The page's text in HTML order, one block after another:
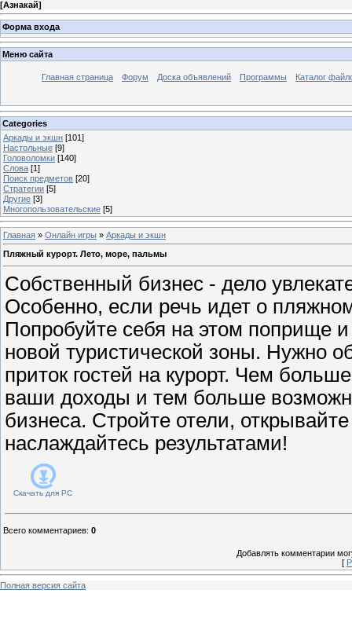
[Азнакай]
Форма входа
Меню сайта
Главная страница Форум Доска объявлений Программы Каталог
Categories
Аркады и экшн [101]
Настольные [9]
Головоломки [140]
Слова [1]
Поиск предметов [20]
Стратегии [5]
Другие [3]
Многопользовательские [5]
Главная » Онлайн игры » Аркады и экшн
Пляжный курорт. Лето, море, пальмы
Собственный бизнес - дело
Особенно, если речь идет о
Попробуйте себя на этом поприще
новой туристической зоны. Нужно
приток гостей на курорт. Чем
ваши доходы и тем больше
бизнеса. Стройте отели,
наслаждайтесь результатами!
Скачать для PC
Всего комментариев: 0
Добавлять комментарии
[
Полная версия сайта